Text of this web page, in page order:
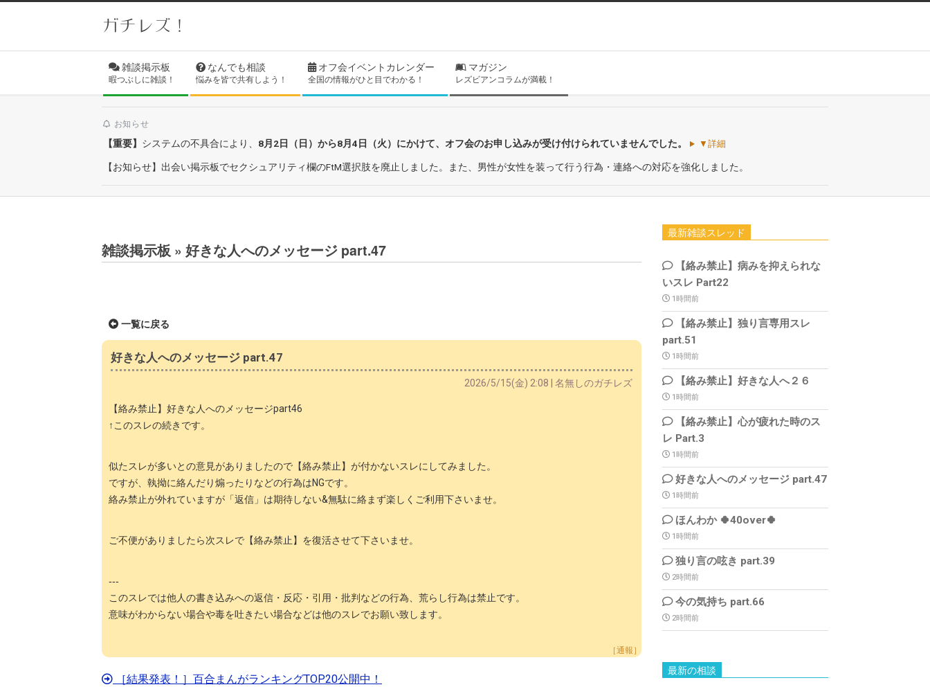
ガチレズ！
Navigation
Menu
雑談掲示板
暇つぶしに雑談！
なんでも相談
悩みを皆で共有しよう！
オフ会イベントカレンダー
全国の情報がひと目でわかる！
マガジン
レズビアンコラムが満載！
お知らせ
【重要】 システムの不具合により、 8月2日（日）から8月4日（火）にかけて、オフ会のお申し込みが受け付けられていませんでした。 ▼詳細
【お知らせ】出会い掲示板でセクシュアリティ欄のFtM選択肢を廃止しました。また、男性が女性を装って行う行為・連絡への対応を強化しました。
雑談掲示板 » 好きな人へのメッセージ part.47
一覧に戻る
好きな人へのメッセージ part.47
2026/5/15(金) 2:08 | 名無しのガチレズ
【絡み禁止】好きな人へのメッセージpart46
↑このスレの続きです。
似たスレが多いとの意見がありましたので【絡み禁止】が付かないスレにしてみました。
ですが、執拗に絡んだり煽ったりなどの行為はNGです。
絡み禁止が外れていますが「返信」は期待しない&無駄に絡まず楽しくご利用下さいませ。
ご不便がありましたら次スレで【絡み禁止】を復活させて下さいませ。
‐‐‐
このスレでは他人の書き込みへの返信・反応・引用・批判などの行為、荒らし行為は禁止です。
意味がわからない場合や毒を吐きたい場合などは他のスレでお願い致します。
［通報］
［結果発表！］百合まんがランキングTOP20公開中！
最新雑談スレッド
【絡み禁止】病みを抑えられな
いスレ Part22
1時間前
【絡み禁止】独り言専用スレ
part.51
1時間前
【絡み禁止】好きな人へ２６
1時間前
【絡み禁止】心が疲れた時のス
レ Part.3
1時間前
好きな人へのメッセージ part.47
1時間前
ほんわか 🍀40over🍀
1時間前
独り言の呟き part.39
2時間前
今の気持ち part.66
2時間前
最新の相談